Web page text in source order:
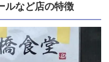
ルなど店の特徴